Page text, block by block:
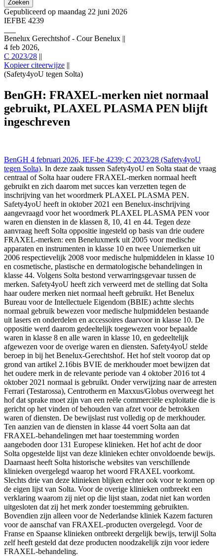
Zoeken
Gepubliceerd op maandag 22 juni 2026
IEFBE 4239
Benelux Gerechtshof - Cour Benelux ||
4 feb 2026,
C 2023/28 ||
Kopieer citeerwijze ||
(Safety4yoU tegen Solta)
2023/28 ((Safety4yoU tegen Solta)), https://redactie-
delex.cshark.nl/artikelen/bengh-fraxel-merken-niet-normaal-
gebruikt-plaxel-plasma-pen-blijft-ingeschreven
BenGH: FRAXEL-merken niet normaal
gebruikt, PLAXEL PLASMA PEN blijft
ingeschreven
BenGH 4 februari 2026, IEF-be 4239; C 2023/28 (Safety4yoU
tegen Solta). In deze zaak tussen Safety4yoU en Solta staat de vraag
centraal of Solta haar oudere FRAXEL-merken normaal heeft
gebruikt en zich daarom met succes kan verzetten tegen de
inschrijving van het woordmerk PLAXEL PLASMA PEN.
Safety4yoU heeft in oktober 2021 een Benelux-inschrijving
aangevraagd voor het woordmerk PLAXEL PLASMA PEN voor
waren en diensten in de klassen 8, 10, 41 en 44. Tegen deze
aanvraag heeft Solta oppositie ingesteld op basis van drie oudere
FRAXEL-merken: een Beneluxmerk uit 2005 voor medische
apparaten en instrumenten in klasse 10 en twee Uniemerken uit
2006 respectievelijk 2008 voor medische hulpmiddelen in klasse 10
en cosmetische, plastische en dermatologische behandelingen in
klasse 44. Volgens Solta bestond verwarringsgevaar tussen de
merken. Safety4yoU heeft zich verweerd met de stelling dat Solta
haar oudere merken niet normaal heeft gebruikt. Het Benelux
Bureau voor de Intellectuele Eigendom (BBIE) achtte slechts
normaal gebruik bewezen voor medische hulpmiddelen bestaande
uit lasers en onderdelen en accessoires daarvoor in klasse 10. De
oppositie werd daarom gedeeltelijk toegewezen voor bepaalde
waren in klasse 8 en alle waren in klasse 10, en gedeeltelijk
afgewezen voor de overige waren en diensten. Safety4yoU stelde
beroep in bij het Benelux-Gerechtshof. Het hof stelt voorop dat op
grond van artikel 2.16bis BVIE de merkhouder moet bewijzen dat
het oudere merk in de relevante periode van 4 oktober 2016 tot 4
oktober 2021 normaal is gebruikt. Onder verwijzing naar de arresten
Ferrari (Testarossa), Centrotherm en Maxxus/Globus overweegt het
hof dat sprake moet zijn van een reële commerciële exploitatie die is
gericht op het vinden of behouden van afzet voor de betrokken
waren of diensten. De bewijslast rust volledig op de merkhouder.
Ten aanzien van de diensten in klasse 44 voert Solta aan dat
FRAXEL-behandelingen met haar toestemming worden
aangeboden door 131 Europese klinieken. Het hof acht de door
Solta opgestelde lijst van deze klinieken echter onvoldoende bewijs.
Daarnaast heeft Solta historische websites van verschillende
klinieken overgelegd waarop het woord FRAXEL voorkomt.
Slechts drie van deze klinieken blijken echter ook voor te komen op
de eigen lijst van Solta. Voor de overige klinieken ontbreekt een
verklaring waarom zij niet op die lijst staan, zodat niet kan worden
uitgesloten dat zij het merk zonder toestemming gebruikten.
Bovendien zijn alleen voor de Nederlandse kliniek Kazem facturen
voor de aanschaf van FRAXEL-producten overgelegd. Voor de
Franse en Spaanse klinieken ontbreekt dergelijk bewijs, terwijl Solta
zelf heeft gesteld dat deze producten noodzakelijk zijn voor iedere
FRAXEL-behandeling.